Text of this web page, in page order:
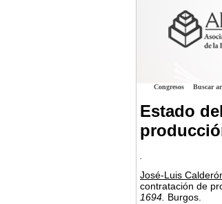
Congresos Buscar
Estado
.
José-Luis
contratación de
1694. Burgos.